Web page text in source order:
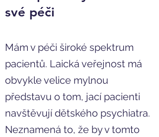
své péči
Mám v péči široké spektrum
pacientů. Laická veřejnost má
obvykle velice mylnou
představu o tom, jací pacienti
navštěvují dětského psychiatra.
Neznamená to, že by v tomto